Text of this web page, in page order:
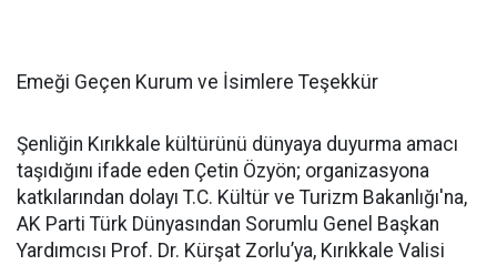
Emeği Geçen Kurum ve İsimlere Teşekkür
Şenliğin Kırıkkale kültürünü dünyaya duyurma amacı
taşıdığını ifade eden Çetin Özyön; organizasyona
katkılarından dolayı T.C. Kültür ve Turizm Bakanlığı'na,
AK Parti Türk Dünyasından Sorumlu Genel Başkan
Yardımcısı Prof. Dr. Kürşat Zorlu’ya, Kırıkkale Valisi